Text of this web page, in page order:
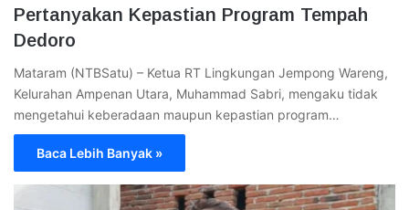
Pertanyakan Kepastian Program Tempah
Dedoro
Mataram (NTBSatu) – Ketua RT Lingkungan Jempong Wareng,
Kelurahan Ampenan Utara, Muhammad Sabri, mengaku tidak
mengetahui keberadaan maupun kepastian program…
Baca Lebih Banyak »